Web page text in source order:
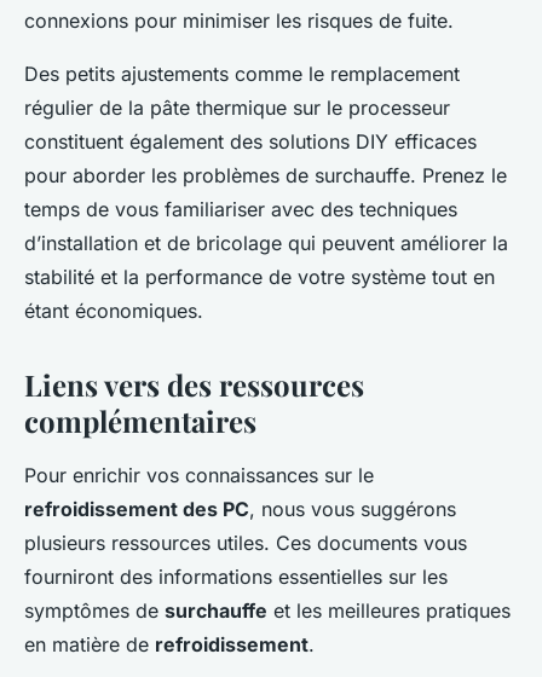
connexions pour minimiser les risques de fuite.
Des petits ajustements comme le remplacement
régulier de la pâte thermique sur le processeur
constituent également des solutions DIY efficaces
pour aborder les problèmes de surchauffe. Prenez le
temps de vous familiariser avec des techniques
d’installation et de bricolage qui peuvent améliorer la
stabilité et la performance de votre système tout en
étant économiques.
Liens vers des ressources
complémentaires
Pour enrichir vos connaissances sur le
refroidissement des PC, nous vous suggérons
plusieurs ressources utiles. Ces documents vous
fourniront des informations essentielles sur les
symptômes de surchauffe et les meilleures pratiques
en matière de refroidissement.